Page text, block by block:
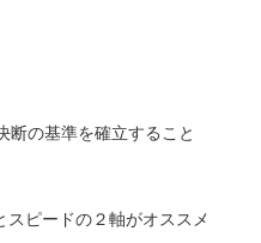
断の基準を確立すること
スピードの２軸がオススメ